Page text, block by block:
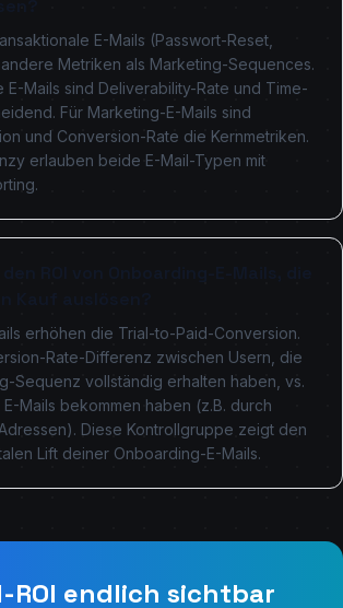
E-Mails (Passwort-Reset,
Metriken als Marketing-Sequences.
E-Mails sind Deliverability-Rate und Time-
Für Marketing-E-Mails sind
und Conversion-Rate die Kernmetriken.
erlauben beide E-Mail-Typen mit
erhöhen die Trial-to-Paid-Conversion.
Rate-Differenz zwischen Usern, die
Sequenz vollständig erhalten haben, vs.
Mails bekommen haben (z.B. durch
Diese Kontrollgruppe zeigt den
Lift deiner Onboarding-E-Mails.
ROI endlich sichtbar